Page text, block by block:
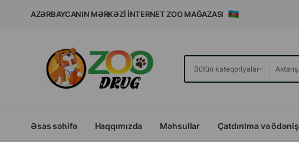
AZƏRBAYCANIN MƏRKƏZI İNTERNET ZOO MAĞAZASI
Əsas səhifə Haqqımızda Məhsullar Çatdırılma və ödəniş